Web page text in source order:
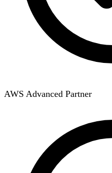
AWS Advanced Partner